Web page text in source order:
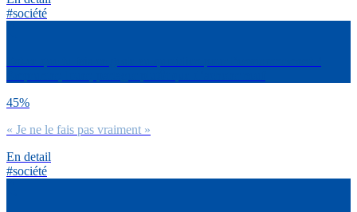
#société
45%
« Je ne le fais pas vraiment »
En detail
#société